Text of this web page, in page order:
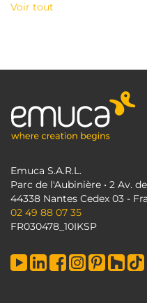
Voir tout
Emuca S.A.R.L.
Parc de l'Aubinière • 2 Av.
44338 Nantes Cedex 03 -
02 49 88 07 35
FR030478_10IKSP